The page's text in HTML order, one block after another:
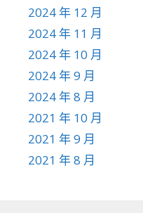
2024 年 12 月
2024 年 11 月
2024 年 10 月
2024 年 9 月
2024 年 8 月
2021 年 10 月
2021 年 9 月
2021 年 8 月